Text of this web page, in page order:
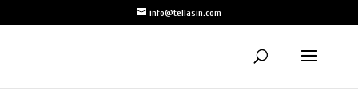
info@tellasin.com